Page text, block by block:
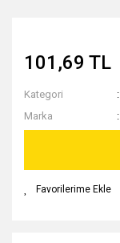
101,69 TL
Kategori
Marka